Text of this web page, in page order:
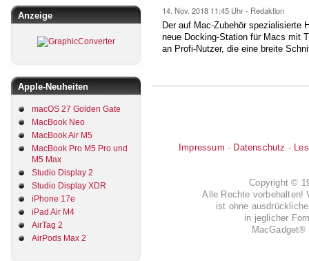
Anzeige
Apple-Neuheiten
macOS 27 Golden Gate
MacBook Neo
MacBook Air M5
MacBook Pro M5 Pro und
M5 Max
Studio Display 2
Studio Display XDR
iPhone 17e
iPad Air M4
AirTag 2
AirPods Max 2
14. Nov. 2018 11:45 Uhr - Redaktion
Der auf Mac-Zubehör spezialisierte
neue Docking-Station für Macs mit
an Profi-Nutzer, die eine breite
Impressum - Datenschutz -
Copyright ©
Alle Rechte vorbehalten!
ist ohne
in jeglicher
MacGadget®